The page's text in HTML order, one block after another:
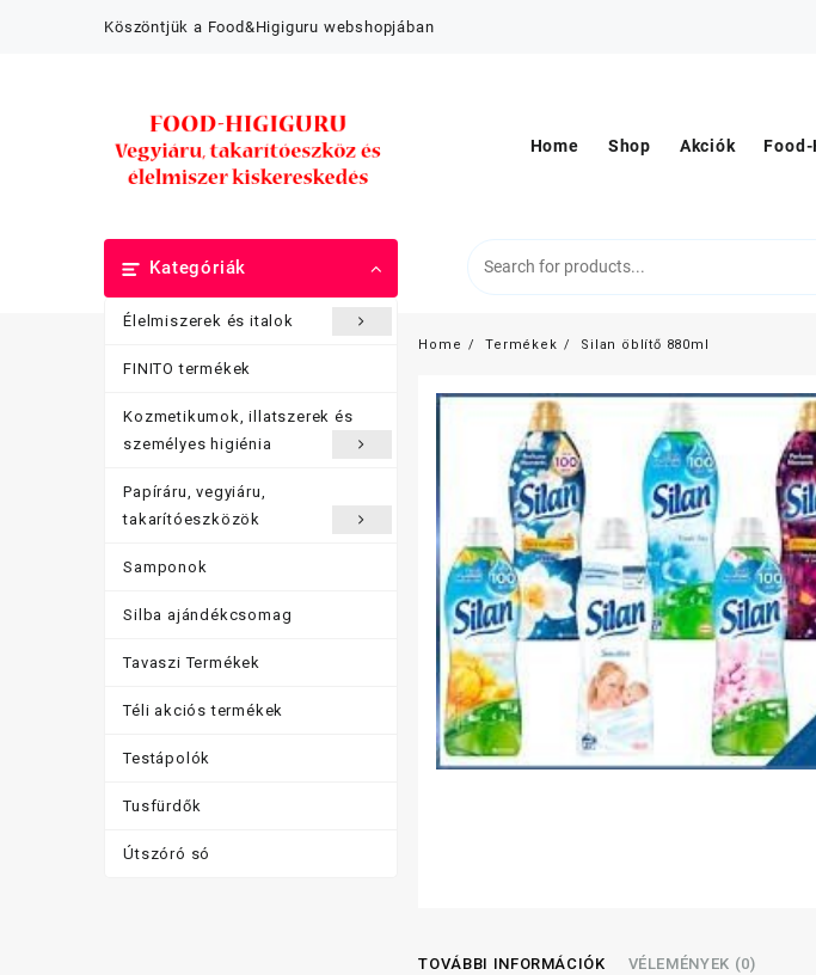
Köszöntjük a Food&Higiguru webshopjában
Home Shop Akciók
Kategóriák
Élelmiszerek és italok
FINITO termékek
Kozmetikumok, illatszerek és
személyes higiénia
Papíráru, vegyiáru,
takarítóeszközök
Samponok
Silba ajándékcsomag
Tavaszi Termékek
Téli akciós termékek
Testápolók
Tusfürdők
Útszóró só
Home Termékek Silan öblítő 880ml
TOVÁBBI INFORMÁCIÓK VÉLEMÉNYEK (0)